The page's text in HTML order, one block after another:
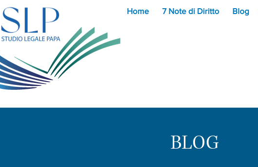
Home 7 Note di Diritto Blog
BLOG